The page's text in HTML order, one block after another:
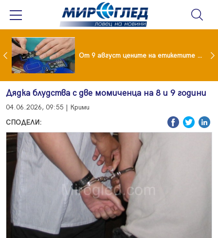
Проект за изграждане на 13-етажна "мегаджамия" разгневи жителите на Лондон От 9 август цените на етикетите само в евро
Дядка блудства с две момиченца на 8 и 9 години
04.06.2026, 09:55 | Крими
СПОДЕЛИ: